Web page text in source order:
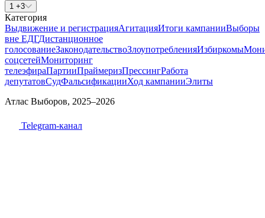
1 +3
Категория
Выдвижение и регистрацияАгитацияИтоги кампанииВыборы
вне ЕДГДистанционное
голосованиеЗаконодательствоЗлоупотребленияИзбиркомы
соцсетейМониторинг
телеэфираПартииПраймеризПрессингРабота
депутатовСудФальсификацииХод кампанииЭлиты
Атлас Выборов, 2025–2026
Telegram-канал